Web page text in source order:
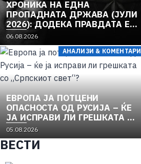
ХРОНИКА НА ЕДНА
ПРОПАДНАТА ДРЖАВА (ЈУЛИ
2026): ДОДЕКА ПРАВДАТА Е
ЗАРОБЕНА ВО „РЕФОРМИ“,
ЛУЃЕТО СЕ ТРУЈАТ ОД ВОДА
И ПОЛИТИКА, А ВЛАДАТА И
ОПОЗИЦИЈАТА СЕ
„РЕКОНСТРУИРААТ“ –
ЗЕМЈАТА ТОНЕ ВО
„ДОСТОИНСТВО“ И МОЛЧИ
ПРЕД УКРАИНА
06.08.2026
АНАЛИЗИ & КОМЕНТАРИ
ЕВРОПА ЈА ПОТЦЕНИ
ОПАСНОСТА ОД РУСИЈА – ЌЕ
ЈА ИСПРАВИ ЛИ ГРЕШКАТА СО
„СРПСКИОТ СВЕТ“?
05.08.2026
ВЕСТИ